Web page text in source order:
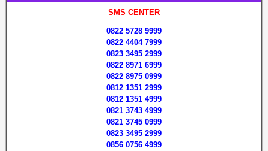
SMS CENTER
0822 5728 9999
0822 4404 7999
0823 3495 2999
0822 8971 6999
0822 8975 0999
0812 1351 2999
0812 1351 4999
0821 3743 4999
0821 3745 0999
0823 3495 2999
0856 0756 4999